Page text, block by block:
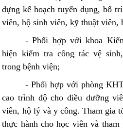
dựng kế hoạch tuyển dụng, bố
viên, hộ sinh viên, kỹ thuật viên,
- Phối hợp với khoa
hiện kiểm tra công tác vệ
trong bệnh viện;
- Phối hợp với phòng
cao trình độ cho điều dưỡng
viên, hộ lý và y công. Tham gia
thực hành cho học viên và